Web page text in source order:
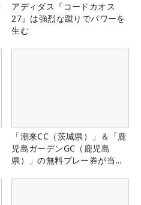
アディダス『コードカオス
27』は強烈な蹴りでパワーを
生む
「潮来CC（茨城県）」＆「鹿
児島ガーデンGC（鹿児島
県）」の無料プレー券が当た